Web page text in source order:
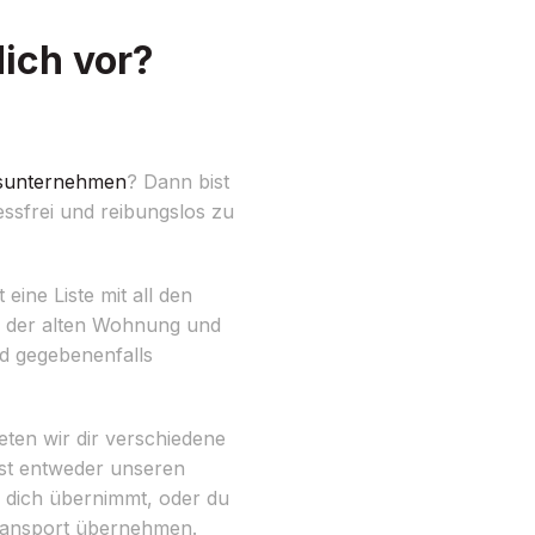
vor?
? Dann bist
und reibungslos zu
Liste mit all den
der alten Wohnung und
gegebenenfalls
wir dir verschiedene
entweder unseren
übernimmt, oder du
übernehmen.